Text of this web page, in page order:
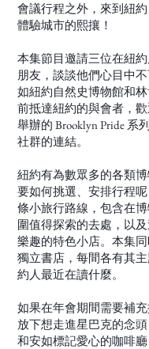
會議行程之外，來到紐
體驗城市的熙攘！
本集節目邀請三位在紐
朋友，談談他們心目中
如紐約自然史博物館和
前抵達紐約的與會者，
舉辦的 Brooklyn Pride 系
社群的連結。
紐約有為數眾多的各類博
要如何挑選、安排行程
條小旅行路線，包含在
圍值得探索的去處，以
樂趣的特色小店。本集
獨立書店，每間各有其
約人最近在讀什麼。
如果在年會期間需要補
放下想走進星巴克的念
和安如標記愛心的咖啡